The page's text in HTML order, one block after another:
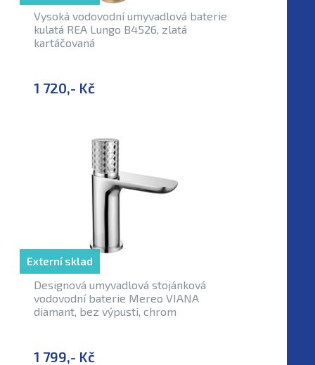
Vysoká vodovodní umyvadlová baterie
kulatá REA Lungo B4526, zlatá
kartáčovaná
1 720,- Kč
Designová umyvadlová stojánková
vodovodní baterie Mereo VIANA
diamant, bez výpusti, chrom
1 799,- Kč
Externí sklad